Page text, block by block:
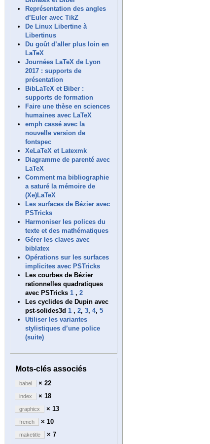
Représentation des angles
d’Euler avec TikZ
De Linux Libertine à
Libertinus
Du goût d’aller plus loin en
LaTeX
Journées LaTeX de Lyon
2017 : supports de
présentation
BibLaTeX et Biber :
supports de formation
Faire une thèse en sciences
humaines avec LaTeX
emph cassé avec la
nouvelle version de
fontspec
XeLaTeX et Latexmk
Diagramme de parenté avec
LaTeX
Comment ma bibliographie
a saturé la mémoire de
(Xe)LaTeX
Les surfaces de Bézier avec
PSTricks
Harmoniser les polices du
texte et des mathématiques
Gérer les claves avec
biblatex
Opérations sur les surfaces
implicites avec PSTricks
Les courbes de Bézier
rationnelles quadratiques
avec PSTricks 1 , 2
Les cyclides de Dupin avec
pst-solides3d 1 , 2, 3, 4, 5
Utiliser les variantes
stylistiques d’une police
(suite)
Mots-clés associés
babel × 22
index × 18
graphicx × 13
french × 10
maketitle
× 7